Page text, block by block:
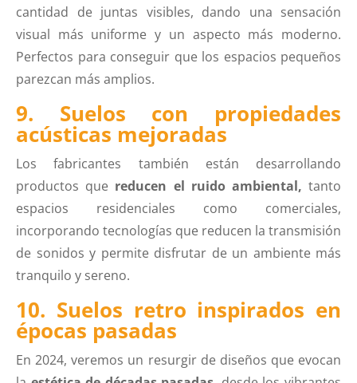
cantidad de juntas visibles, dando una sensación
visual más uniforme y un aspecto más moderno.
Perfectos para conseguir que los espacios pequeños
parezcan más amplios.
9. Suelos con propiedades
acústicas mejoradas
Los fabricantes también están desarrollando
productos que reducen el ruido ambiental, tanto
espacios residenciales como comerciales,
incorporando tecnologías que reducen la transmisión
de sonidos y permite disfrutar de un ambiente más
tranquilo y sereno.
10. Suelos retro inspirados en
épocas pasadas
En 2024, veremos un resurgir de diseños que evocan